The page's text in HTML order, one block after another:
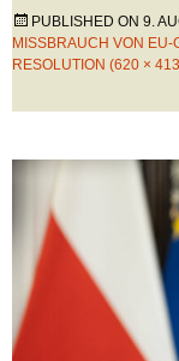
PUBLISHED ON 9.
MISSBRAUCH VON EU-
RESOLUTION (620 ×